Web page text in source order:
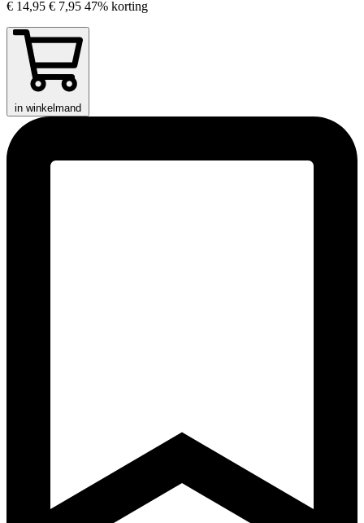
€ 14,95 € 7,95 47% korting
in winkelmand